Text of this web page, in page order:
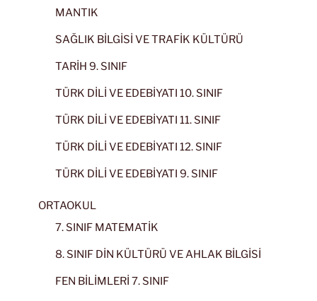
MANTIK
SAĞLIK BİLGİSİ VE TRAFİK KÜLTÜRÜ
TARİH 9. SINIF
TÜRK DİLİ VE EDEBİYATI 10. SINIF
TÜRK DİLİ VE EDEBİYATI 11. SINIF
TÜRK DİLİ VE EDEBİYATI 12. SINIF
TÜRK DİLİ VE EDEBİYATI 9. SINIF
ORTAOKUL
7. SINIF MATEMATİK
8. SINIF DİN KÜLTÜRÜ VE AHLAK BİLGİSİ
FEN BİLİMLERİ 7. SINIF